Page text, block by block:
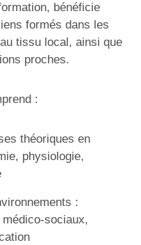
bénéficie
formés dans les
tissu local, ainsi que
proches.
:
théoriques en
physiologie,
:
sociaux,